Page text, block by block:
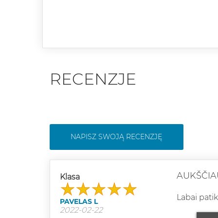
RECENZJE
NAPISZ SWOJĄ RECENZJĘ
Klasa
PAVELAS L
2022-02-22
Labai